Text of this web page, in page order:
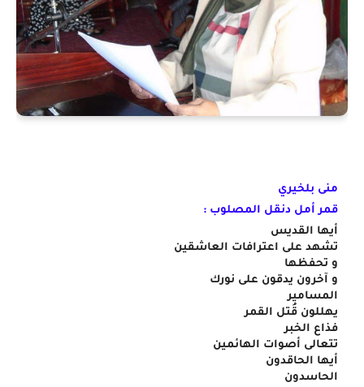
منى بلخيري
قمر أمل دنقل المصلوب :
أيها القديس
تشهد على اعترافات العاشقين
و تحفظها
و آخرون يدقون على نورك
المسامير
يهللون قُتل القمر
فذاع الخبر
تتعالى أصوات الهائمين
أيها الحاقدون
الحاسدون